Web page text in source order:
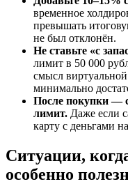
временное
превышать
не был отклонён.
Не ставьте «с
лимит в 50 000
смысл
минимально
После покупки —
лимит. Даже если
карту с деньгами
Ситуации,
особенно